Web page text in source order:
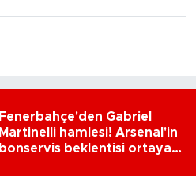
Fenerbahçe'den Gabriel
Martinelli hamlesi! Arsenal'in
bonservis beklentisi ortaya